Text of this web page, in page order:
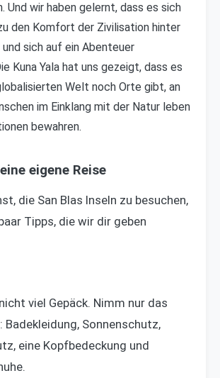
Und wir haben gelernt, dass es sich
den Komfort der Zivilisation hinter
sich auf ein Abenteuer
Kuna Yala hat uns gezeigt, dass es
Welt noch Orte gibt, an
im Einklang mit der Natur leben
bewahren.
eigene Reise
die San Blas Inseln zu besuchen,
Tipps, die wir dir geben
viel Gepäck. Nimm nur das
Sonnenschutz,
eine Kopfbedeckung und